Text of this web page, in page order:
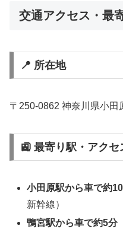
交通アクセス・最
📍 所在地
〒250-0862 神奈川県小田
🚉 最寄り駅・アクセ
小田原駅から車で約
新幹線）
鴨宮駅から車で約5分